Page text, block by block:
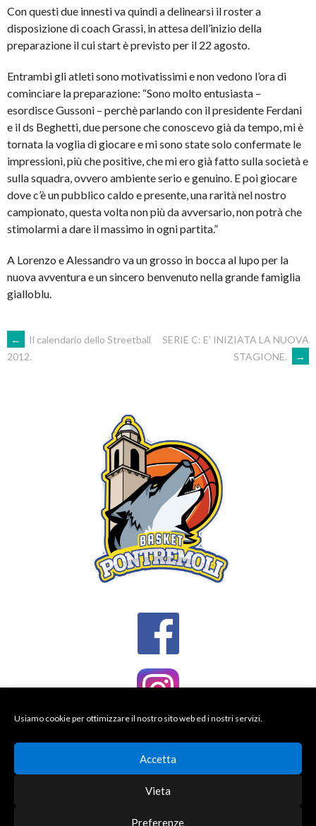
Usiamo cookie per ottimizzare il nostro sito web ed i nostri servizi.
Accetta
Vieta
Preferenze
Con questi due innesti va quindi a delinearsi il roster a
disposizione di coach Grassi, in attesa dell’inizio della
preparazione il cui start è previsto per il 22 agosto.
Entrambi gli atleti sono motivatissimi e non vedono l’ora di
cominciare la preparazione: “Sono molto entusiasta –
esordisce Gussoni – perchè parlando con il presidente Ferdani
e il ds Beghetti, due persone che conoscevo già da tempo, mi è
tornata la voglia di giocare e mi sono state solo confermate le
impressioni, più che positive, che mi ero già fatto sulla società e
sulla squadra, ovvero ambiente serio e genuino. E poi giocare
dove c’è un pubblico caldo e presente, una rarità nel nostro
campionato, questa volta non più da avversario, non potrà che
stimolarmi a dare il massimo in ogni partita.”
A Lorenzo e Alessandro va un grosso in bocca al lupo per la
nuova avventura e un sincero benvenuto nella grande famiglia
gialloblu.
POST
←
Il calendario dello Streetball
2012.
SERIE C: E’ INIZIATA LA NUOVA
STAGIONE.
→